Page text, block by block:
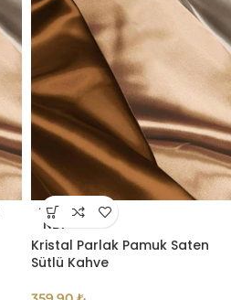
TÜKE
NDI
Kristal Parlak Pamuk Saten
Sütlü Kahve